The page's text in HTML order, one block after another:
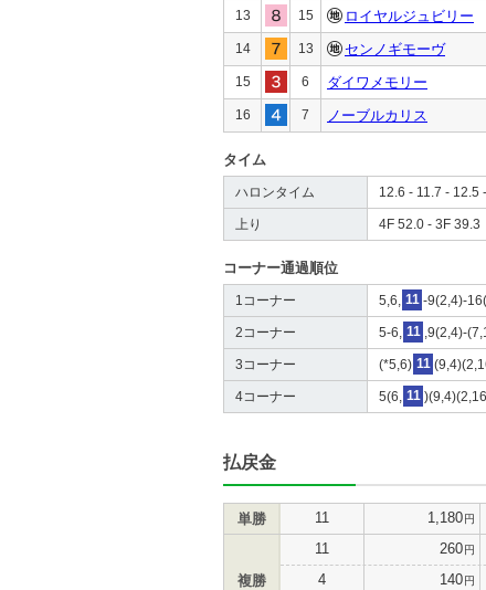
13 15 ロイヤルジュビリー
14 13 センノギモーヴ
15 6 ダイワメモリー
16 7 ノーブルカリス
タイム
ハロンタイム 12.6 - 11.7 - 12.5
上り 4F 52.0 - 3F 39.3
コーナー通過順位
1コーナー 5,6, 11 -9(2,4)-
2コーナー 5-6, 11 ,9(2,4)-
3コーナー (*5,6) 11
4コーナー 5(6, 11
払戻金
単勝 11 1,180円
複勝
11 260円
4 140円